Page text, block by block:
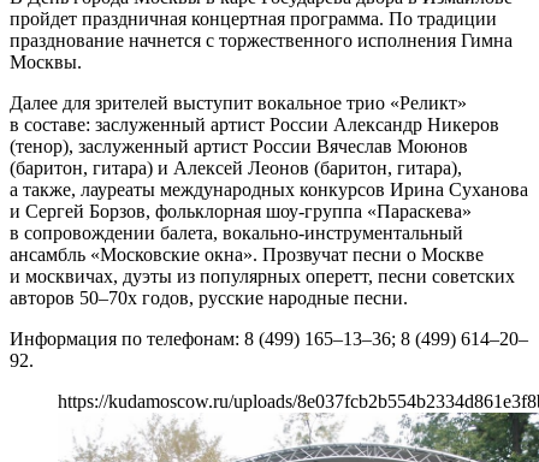
пройдет праздничная концертная программа. По традиции
празднование начнется с торжественного исполнения Гимна
Москвы.
Далее для зрителей выступит вокальное трио «Реликт»
в составе: заслуженный артист России Александр Никеров
(тенор), заслуженный артист России Вячеслав Моюнов
(баритон, гитара) и Алексей Леонов (баритон, гитара),
а также, лауреаты международных конкурсов Ирина Суханова
и Сергей Борзов, фольклорная шоу-группа «Параскева»
в сопровождении балета, вокально-инструментальный
ансамбль «Московские окна». Прозвучат песни о Москве
и москвичах, дуэты из популярных оперетт, песни советских
авторов 50–70х годов, русские народные песни.
Информация по телефонам: 8 (499) 165–13–36; 8 (499) 614–20–
92.
https://kudamoscow.ru/uploads/